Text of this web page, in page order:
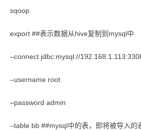
sqoop
export ##表示数据从hive复制到mysql中
–connect jdbc:mysql://
–username root
–password admin
–table bb ##mysql中的表，即将被导入的